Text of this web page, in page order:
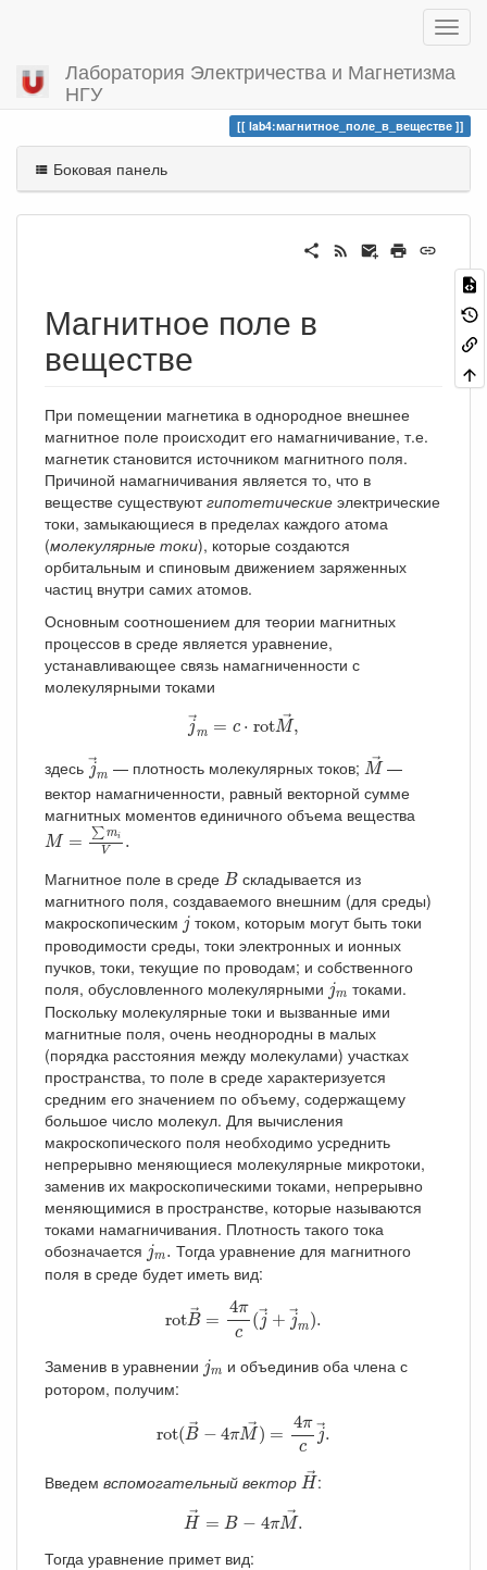
Лаборатория Электричества и Магнетизма
НГУ
Вы посетили
lab4:магнитное_поле_в_веществе
Боковая панель
Магнитное поле в
веществе
При помещении магнетика в однородное внешнее
магнитное поле происходит его намагничивание, т.е.
магнетик становится источником магнитного поля.
Причиной намагничивания является то, что в
веществе существуютгипотетические электрические
токи, замыкающиеся в пределах каждого атома
(молекулярные токи), которые создаются
орбитальным и спиновым движением заряженных
частиц внутри самих атомов.
Основным соотношением для теории магнитных
процессов в среде является уравнение,
устанавливающее связь намагниченности с
молекулярными токами
→
jm = c ⋅ rot →
M,
j→ M→
здесь →
jm
j→ — плотность молекулярных токов; →
M
M→—
вектор намагниченности, равный векторной сумме
магнитных моментов единичного объема вещества
M = ∑ mi
V .
M=∑miV.
Магнитное поле в среде B
B складывается из
магнитного поля, создаваемого внешним (для среды)
макроскопическим j
j током, которым могут быть токи
проводимости среды, токи электронных и ионных
пучков, токи, текущие по проводам; и собственного
поля, обусловленного молекулярными jm
jm
токами.
Поскольку молекулярные токи и вызванные ими
магнитные поля, очень неоднородны в малых
(порядка расстояния между молекулами) участках
пространства, то поле в среде характеризуется
средним его значением по объему, содержащему
большое число молекул. Для вычисления
макроскопического поля необходимо усреднить
непрерывно меняющиеся молекулярные микротоки,
заменив их макроскопическими токами, непрерывно
меняющимися в пространстве, которые называются
токами намагничивания. Плотность такого тока
обозначается jm.
jm
Тогда уравнение для магнитного
поля в среде будет иметь вид:
rot →
B =
4π
c
(→
j + →
jm).
B 4π
Заменив в уравнении jm
jm
и объединив оба члена с
ротором, получим:
rot( →
B − 4π →
M) =
4π
c
→
j.
B M =4π
Введем вспомогательный вектор →
H
H→:
→
H = B − 4π →
M.
H→ B M→
Тогда уравнение примет вид: